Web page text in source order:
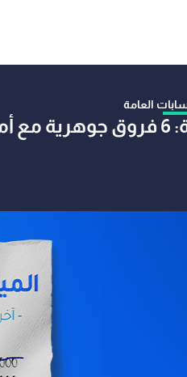
العامة
ففهم الفرق بين الميزانية